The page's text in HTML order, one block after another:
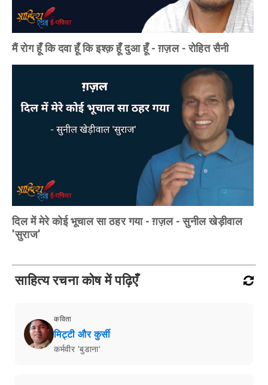
मैं रोग हूँ कि दवा हूँ कि इश्क़ हूँ दुआ हूँ - ग़ज़ल - रोहित सैनी
दिल में मेरे कोई भूचाल सा ठहर गया - ग़ज़ल - सुनील खेड़ीवाल
'सुराज'
साहित्य रचना कोष में पढ़िएँ
कविता
मिट्टी और कुर्सी
कर्मवीर 'बुडाना'